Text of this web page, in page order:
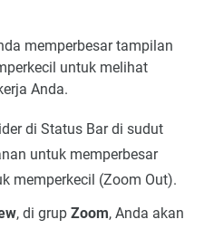
memperbesar tampilan
untuk melihat
Anda.
di Status Bar di sudut
untuk memperbesar
memperkecil (Zoom Out).
, di grup Zoom, Anda akan